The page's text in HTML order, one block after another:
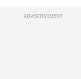
ADVERTISEMENT